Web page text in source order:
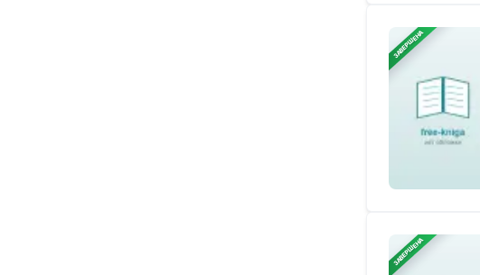
ЗАВЕРШЕНА
ЗАВЕРШЕНА